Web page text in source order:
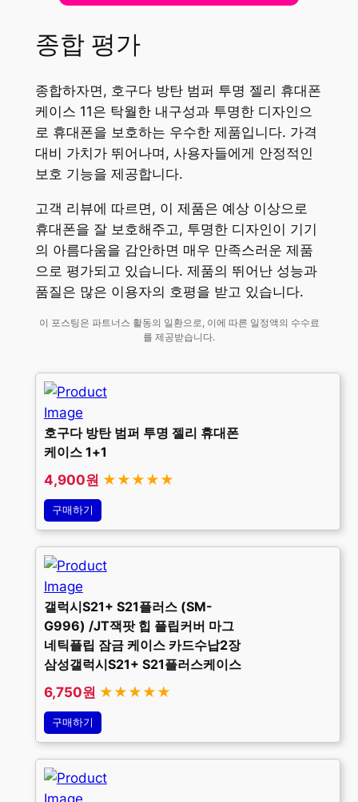
종합 평가
종합하자면, 호구다 방탄 범퍼 투명 젤리 휴대폰
케이스 11은 탁월한 내구성과 투명한 디자인으
로 휴대폰을 보호하는 우수한 제품입니다. 가격
대비 가치가 뛰어나며, 사용자들에게 안정적인
보호 기능을 제공합니다.
고객 리뷰에 따르면, 이 제품은 예상 이상으로
휴대폰을 잘 보호해주고, 투명한 디자인이 기기
의 아름다움을 감안하면 매우 만족스러운 제품
으로 평가되고 있습니다. 제품의 뛰어난 성능과
품질은 많은 이용자의 호평을 받고 있습니다.
이 포스팅은 파트너스 활동의 일환으로, 이에 따른 일정액의 수수료
를 제공받습니다.
호구다 방탄 범퍼 투명 젤리 휴대폰
케이스 1+1
4,900원 ★★★★★
구매하기
갤럭시S21+ S21플러스 (SM-
G996) /JT잭팟 힙 플립커버 마그
네틱플립 잠금 케이스 카드수납2장
삼성갤럭시S21+ S21플러스케이스
6,750원 ★★★★★
구매하기